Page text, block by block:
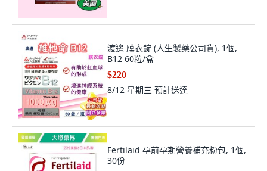
渡邊 膜衣錠 (人生製藥公司貨), 1個,
B12 60粒/盒
$220
8/12 星期三 預計送達
Fertilaid 孕前孕期營養補充粉包, 1個,
30份